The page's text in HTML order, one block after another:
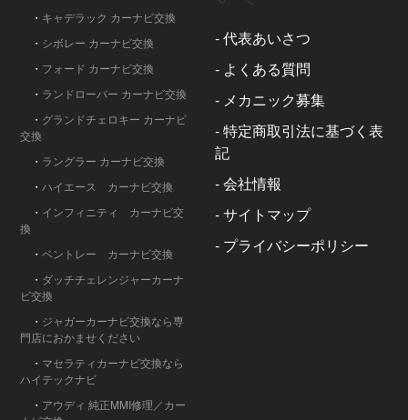
・ キャデラック カーナビ交換
・ シボレー カーナビ交換
・ フォード カーナビ交換
・ ランドローバー カーナビ交換
・ グランドチェロキー カーナビ
交換
・ ラングラー カーナビ交換
・ ハイエース カーナビ交換
・ インフィニティ カーナビ交
換
・ベントレー カーナビ交換
・ ダッチチェレンジャーカーナ
ビ交換
・ ジャガーカーナビ交換なら専
門店におかませください
・ マセラティカーナビ交換なら
ハイテックナビ
・ アウディ 純正MMI修理／カー
-代表あいさつ
- よくある質問
- メカニック募集
-特定商取引法に基づく表
記
-会社情報
-サイトマップ
- プライバシーポリシー